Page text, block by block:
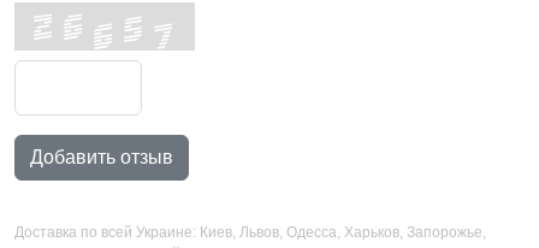
Добавить отзыв
Доставка по всей Украине: Киев, Львов, Одесса, Харьков, Запорожье,